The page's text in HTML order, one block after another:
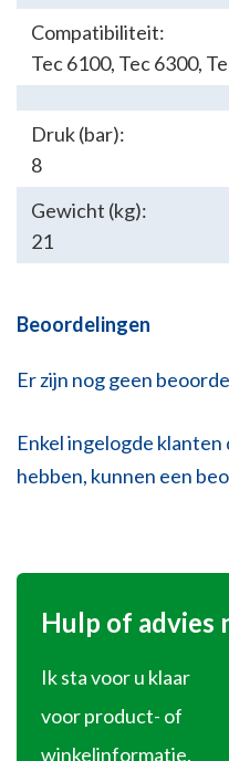
Compatibiliteit:
Tec 6100, Tec 6300,
Druk (bar):
8
Gewicht (kg):
21
Beoordelingen
Er zijn nog geen
Enkel ingelogde
hebben, kunnen een
Hulp of advies
Ik sta voor u klaar
voor product- of
winkelinformatie.